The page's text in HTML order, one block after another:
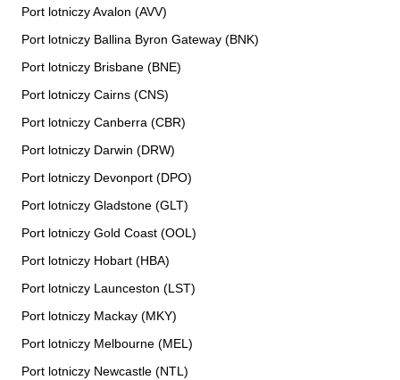
Port lotniczy Avalon (AVV)
Port lotniczy Ballina Byron Gateway (BNK)
Port lotniczy Brisbane (BNE)
Port lotniczy Cairns (CNS)
Port lotniczy Canberra (CBR)
Port lotniczy Darwin (DRW)
Port lotniczy Devonport (DPO)
Port lotniczy Gladstone (GLT)
Port lotniczy Gold Coast (OOL)
Port lotniczy Hobart (HBA)
Port lotniczy Launceston (LST)
Port lotniczy Mackay (MKY)
Port lotniczy Melbourne (MEL)
Port lotniczy Newcastle (NTL)